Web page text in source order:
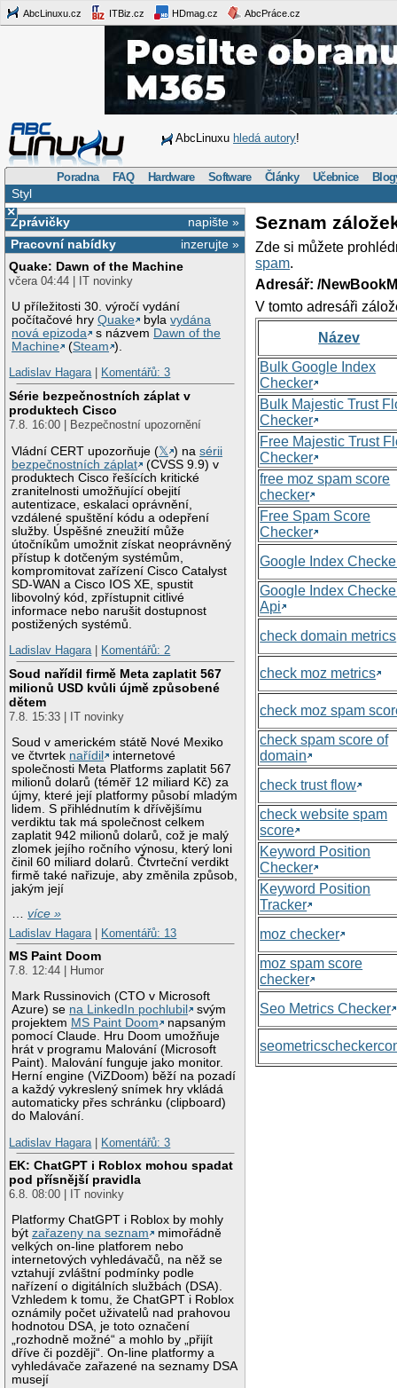
AbcLinuxu.cz ITBiz.cz HDmag.cz AbcPráce.cz
AbcLinuxu hledá autory!
Poradna FAQ Hardware Software Články Učebnice
Styl
×
napište »
Zprávičky
inzerujte »
Pracovní nabídky
Quake: Dawn of the Machine
včera 04:44 | IT novinky
U příležitosti 30. výročí vydání
počítačové hryQuake bylavydána
nová epizoda
s názvem Dawn of the
Machine
(Steam ).
Ladislav Hagara| Komentářů: 3
Série bezpečnostních záplat v
produktech Cisco
7.8. 16:00 | Bezpečnostní upozornění
Vládní CERT upozorňuje (𝕏 ) nasérii
bezpečnostních záplat
(CVSS 9.9) v
produktech Cisco řešících kritické
zranitelnosti umožňující obejití
autentizace, eskalaci oprávnění,
vzdálené spuštění kódu a odepření
služby. Úspěšné zneužití může
útočníkům umožnit získat neoprávněný
přístup k dotčeným systémům,
kompromitovat zařízení Cisco Catalyst
SD-WAN a Cisco IOS XE, spustit
libovolný kód, zpřístupnit citlivé
informace nebo narušit dostupnost
postižených systémů.
Ladislav Hagara| Komentářů: 2
Soud nařídil firmě Meta zaplatit 567
milionů USD kvůli újmě způsobené
dětem
7.8. 15:33 | IT novinky
Soud v americkém státě Nové Mexiko
ve čtvrtek nařídil
internetové
společnosti Meta Platforms zaplatit 567
milionů dolarů (téměř 12 miliard Kč) za
újmy, které její platformy působí mladým
lidem. S přihlédnutím k dřívějšímu
verdiktu tak má společnost celkem
zaplatit 942 milionů dolarů, což je malý
zlomek jejího ročního výnosu, který loni
činil 60 miliard dolarů. Čtvrteční verdikt
firmě také nařizuje, aby změnila způsob,
jakým její
…více »
Ladislav Hagara
Komentářů: 13
MS Paint Doom
7.8. 12:44 | Humor
Mark Russinovich (CTO v Microsoft
Azure) se na LinkedIn pochlubil
svým
projektem MS Paint Doom
napsaným
pomocí Claude. Hru Doom umožňuje
hrát v programu Malování (Microsoft
Paint). Malování funguje jako monitor.
Herní engine (ViZDoom) běží na pozadí
a každý vykreslený snímek hry vkládá
automaticky přes schránku (clipboard)
do Malování.
Ladislav Hagara
Komentářů: 3
EK: ChatGPT i Roblox mohou spadat
pod přísnější pravidla
6.8. 08:00 | IT novinky
Platformy ChatGPT i Roblox by mohly
býtzařazeny na seznam
mimořádně
velkých on-line platforem nebo
internetových vyhledávačů, na něž se
vztahují zvláštní podmínky podle
nařízení o digitálních službách (DSA).
Vzhledem k tomu, že ChatGPT i Roblox
oznámily počet uživatelů nad prahovou
hodnotou DSA, je toto označení
„rozhodně možné“ a mohlo by „přijít
dříve či později“. On-line platformy a
vyhledávače zařazené na seznamy DSA
musejí
Seznam
Zde si můžete
spam.
Adresář: /
V tomto adresáři
Název
Bulk Google Index
Checker
Bulk Majestic Trust
Checker
Free Majestic Trust
Checker
free moz spam score
checker
Free Spam Score
Checker
Google Index
Google Index
Api
check domain metrics
check moz metrics
check moz spam
check spam score of
domain
check trust flow
check website spam
score
Keyword Position
Checker
Keyword Position
Tracker
moz checker
moz spam score
checker
Seo Metrics Checker